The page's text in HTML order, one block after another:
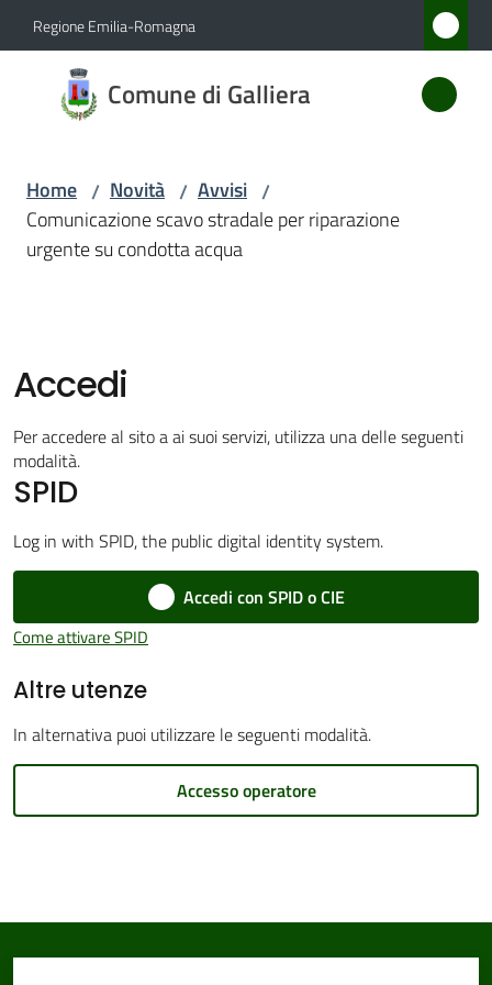
Vai al contenuto
Vai alla navigazione
Vai al footer
Regione Emilia-Romagna
Comune di Galliera
Comune
di
Amministrazione
Vivere
Galliera
Amministrazione
Trasparente
Tutti
gli
argomenti...
Home / Novità / Avvisi /
Comunicazione scavo stradale per riparazione
urgente su condotta acqua
Accedi
Per accedere al sito a ai suoi servizi, utilizza una delle seguenti
modalità.
SPID
Log in with SPID, the public digital identity system.
Accedi con SPID o CIE
Come attivare SPID
Altre utenze
In alternativa puoi utilizzare le seguenti modalità.
Accesso operatore